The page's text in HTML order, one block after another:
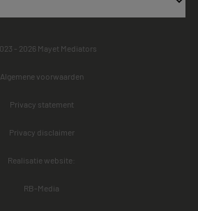
- 2026 Mayet Mediators
Algemene voorwaarden
Privacy statement
Privacy disclaimer
Realisatie website:
RB-Media